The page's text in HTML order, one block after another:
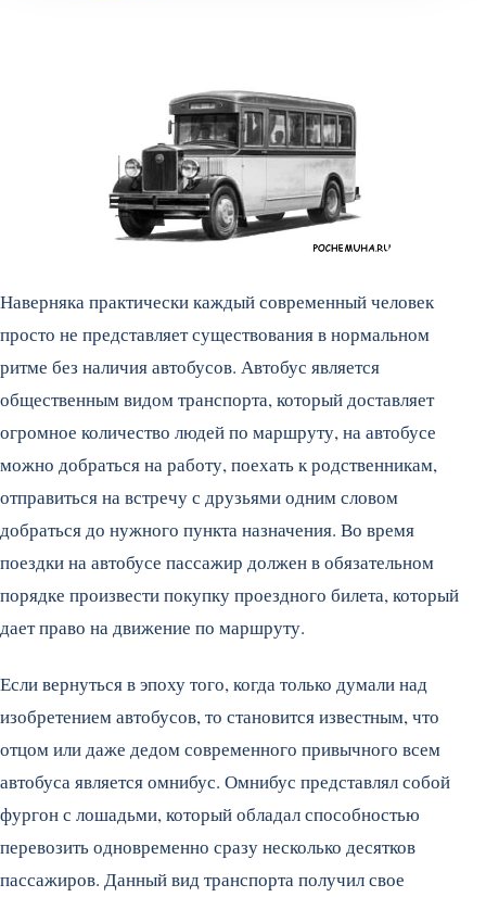
Наверняка практически каждый современный человек
просто не представляет существования в нормальном
ритме без наличия автобусов. Автобус является
общественным видом транспорта, который доставляет
огромное количество людей по маршруту, на автобусе
можно добраться на работу, поехать к родственникам,
отправиться на встречу с друзьями одним словом
добраться до нужного пункта назначения. Во время
поездки на автобусе пассажир должен в обязательном
порядке произвести покупку проездного билета, который
дает право на движение по маршруту.
Если вернуться в эпоху того, когда только думали над
изобретением автобусов, то становится известным, что
отцом или даже дедом современного привычного всем
автобуса является омнибус. Омнибус представлял собой
фургон с лошадьми, который обладал способностью
перевозить одновременно сразу несколько десятков
пассажиров. Данный вид транспорта получил свое